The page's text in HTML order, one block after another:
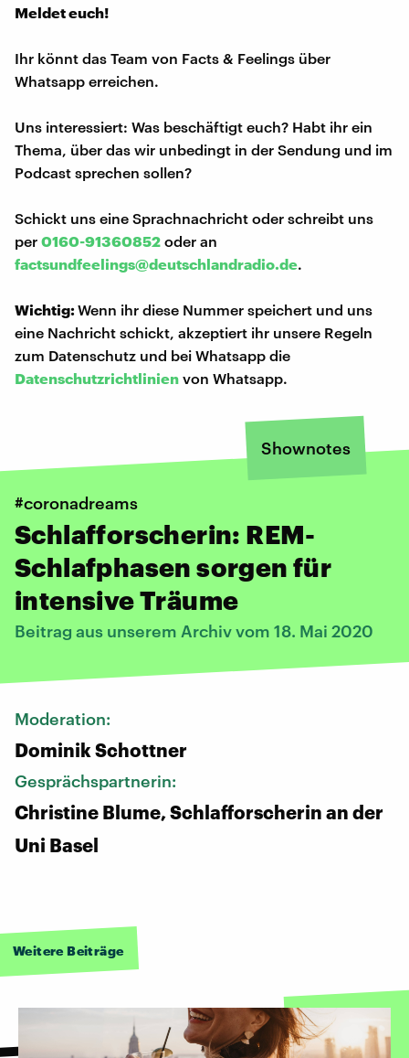
Meldet euch!
Ihr könnt das Team von Facts & Feelings über
Whatsapp erreichen.
Uns interessiert: Was beschäftigt euch? Habt ihr ein
Thema, über das wir unbedingt in der Sendung und im
Podcast sprechen sollen?
Schickt uns eine Sprachnachricht oder schreibt uns
per 0160-91360852 oder an
factsundfeelings@deutschlandradio.de.
Wichtig:Wenn ihr diese Nummer speichert und uns
eine Nachricht schickt, akzeptiert ihr unsere Regeln
zum Datenschutz und bei Whatsapp die
Datenschutzrichtlinien von Whatsapp.
Shownotes
#coronadreams
Schlafforscherin: REM-
Schlafphasen sorgen für
intensive Träume
Beitrag aus unserem Archiv vom 18. Mai 2020
Moderation:
Dominik Schottner
Gesprächspartnerin:
Christine Blume, Schlafforscherin an der
Uni Basel
Weitere Beiträge